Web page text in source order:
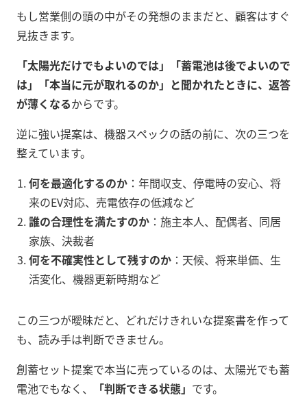
もし営業側の頭の中がその発想のままだと、顧客はすぐ
見抜きます。
「太陽光だけでもよいのでは」「蓄電池は後でよいので
は」「本当に元が取れるのか」と聞かれたときに、返答
が薄くなるからです。
逆に強い提案は、機器スペックの話の前に、次の三つを
整えています。
何を最適化するのか ：年間収支、停電時の安心、将
来のEV対応、売電依存の低減など
誰の合理性を満たすのか ：施主本人、配偶者、同居
家族、決裁者
何を不確実性として残すのか ：天候、将来単価、生
活変化、機器更新時期など
この三つが曖昧だと、どれだけきれいな提案書を作って
も、読み手は判断できません。
創蓄セット提案で本当に売っているのは、太陽光でも蓄
電池でもなく、
「判断できる状態」 です。